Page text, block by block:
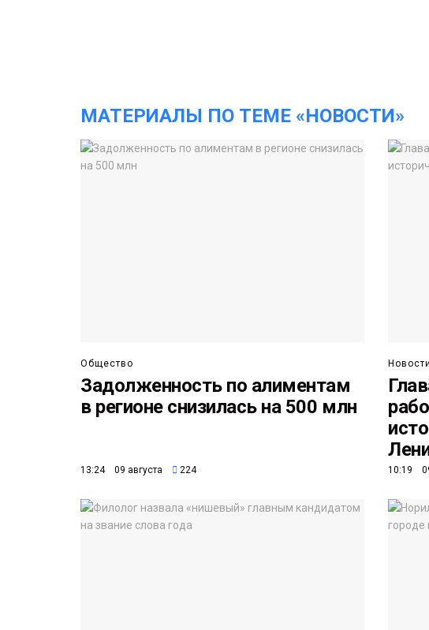
МАТЕРИАЛЫ ПО ТЕМЕ «НОВОСТИ»
Общество
Задолженность по алиментам
в регионе снизилась на 500 млн
13:24 09 августа 224
Новости
10:19